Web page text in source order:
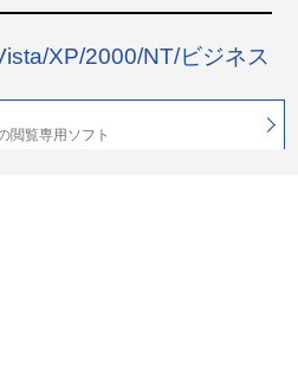
XP/2000/NT/ビジネス
閲覧専用ソフト